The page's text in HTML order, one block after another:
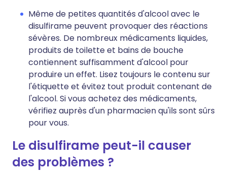
Même de petites quantités d'alcool avec le
disulfirame peuvent provoquer des réactions
sévères. De nombreux médicaments liquides,
produits de toilette et bains de bouche
contiennent suffisamment d'alcool pour
produire un effet. Lisez toujours le contenu sur
l'étiquette et évitez tout produit contenant de
l'alcool. Si vous achetez des médicaments,
vérifiez auprès d'un pharmacien qu'ils sont sûrs
pour vous.
Le disulfirame peut-il causer
des problèmes ?